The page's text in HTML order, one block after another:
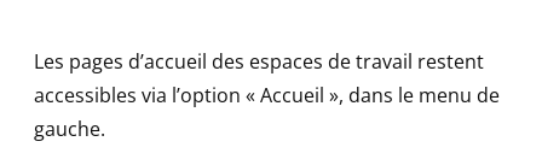
Les pages d’accueil des espaces de travail restent
accessibles via l’option « Accueil », dans le menu de
gauche.